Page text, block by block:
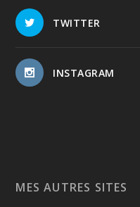
TWITTER
INSTAGRAM
MES AUTRES SITES